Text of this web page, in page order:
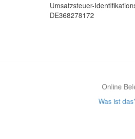
Umsatzsteuer-
DE368278172
Online
Was ist